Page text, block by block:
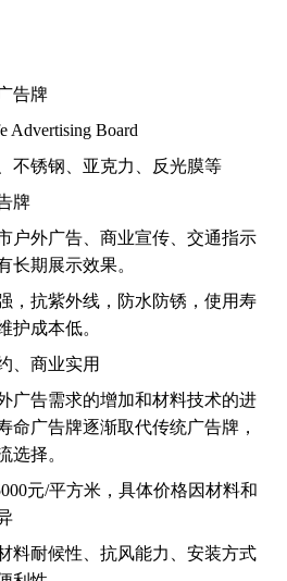
告牌
Advertising Board
不锈钢、亚克力、反光膜等
牌
户外广告、商业宣传、交通指示
长期展示效果。
，抗紫外线，防水防锈，使用寿
护成本低。
、商业实用
广告需求的增加和材料技术的进
命广告牌逐渐取代传统广告牌，
选择。
元/平方米，具体价格因材料和
料耐候性、抗风能力、安装方式